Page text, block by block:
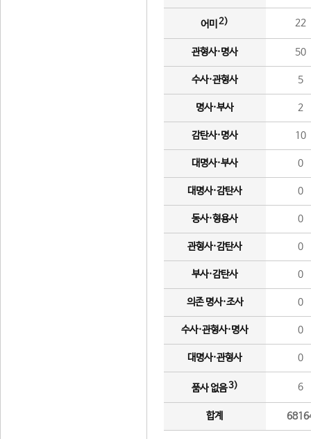
어미 2) 22
관형사·명사 50
수사·관형사 5
명사·부사 2
감탄사·명사 10
대명사·부사 0
대명사·감탄사 0
동사·형용사 0
관형사·감탄사 0
부사·감탄사 0
의존 명사·조사 0
수사·관형사·명사 0
대명사·관형사 0
품사 없음3) 6
합계